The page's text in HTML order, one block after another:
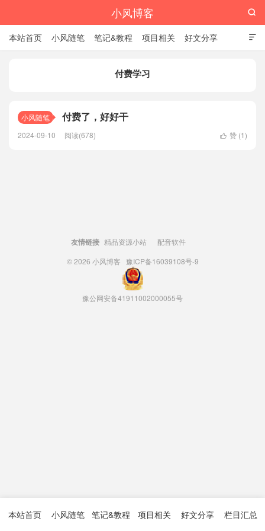
小风博客

本站首页 小风随笔 笔记&教程 项目相关 好文分享

付费学习
小风随笔 付费了，好好干
 赞 (1)
2024-09-10 阅读(678)
友情链接 精品资源小站
配音软件
© 2026 小风博客 豫ICP备16039108号-9
豫公网安备41911002000055号
本站首页 小风随笔 笔记&教程 项目相关 好文分享 栏目汇总